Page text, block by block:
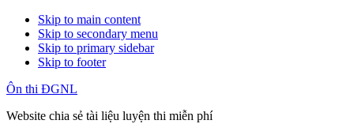
Skip to main content
Skip to secondary menu
Skip to primary sidebar
Skip to footer
Ôn thi ĐGNL
Website chia sẻ tài liệu luyện thi miễn phí